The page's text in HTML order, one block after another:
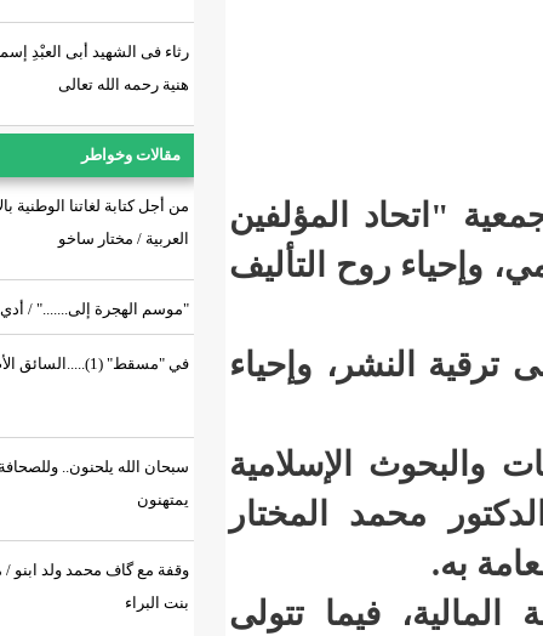
رثاء فى الشهيد أبى العبْدِ إسماعيل
من أجل كتابة لغاتنا الوطنية بالأحرف
العربية / مختار ساخو
"موسم الهجرة إلى......." / أدي آدب
في "مسقط" (1).....السائق الأصم!!!
سبحان الله يلحنون.. وللصحافة
يمتهنون
وقفة مع گاف محمد ولد ابنو / مباركة
بنت البراء
التأليف
وإحياء
المختار
تتولى